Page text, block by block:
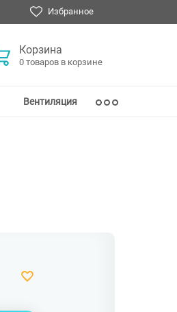
Избранное
Корзина
0 товаров в корзине
Вентиляция